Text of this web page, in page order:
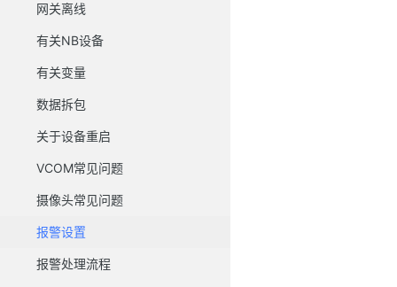
网关离线
有关NB设备
有关变量
数据拆包
关于设备重启
VCOM常见问题
摄像头常见问题
报警设置
报警处理流程